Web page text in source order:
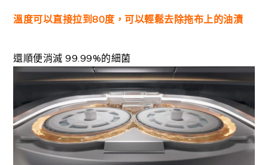
溫度可以直接拉到80度，可以輕鬆去除拖布上的油漬
還順便消滅 99.99%的細菌